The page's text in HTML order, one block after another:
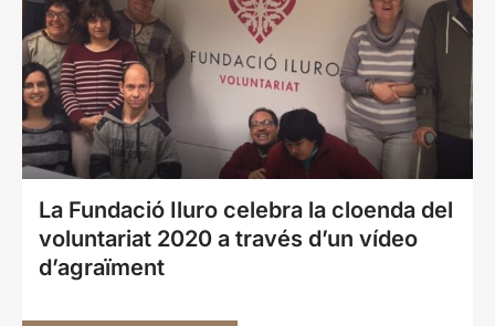
La Fundació Iluro celebra la cloenda del
voluntariat 2020 a través d’un vídeo
d’agraïment